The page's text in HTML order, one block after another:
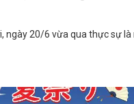
ngày 20/6 vừa qua thực sự là